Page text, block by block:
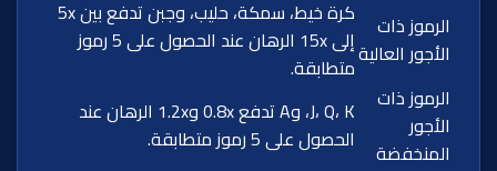
الرموز ذات
الأجور العالية
كرة خيط، سمكة، حليب، وجبن تدفع بين 5x
إلى 15x الرهان عند الحصول على 5 رموز
متطابقة.
الرموز ذات
الأجور
المنخفضة
J، Q، K، وA تدفع 0.8x و1.2x الرهان عند
الحصول على 5 رموز متطابقة.